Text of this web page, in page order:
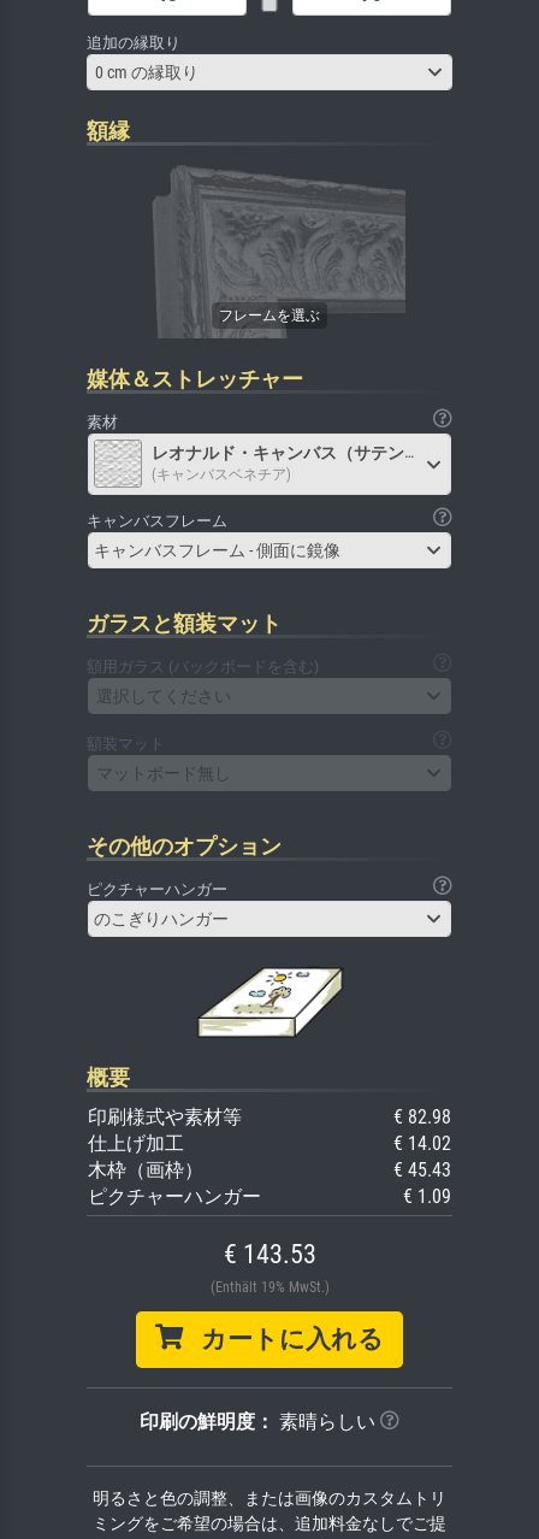
追加の縁取り
0 cm の縁取り
額縁
媒体＆ストレッチャー
素材
レオナルド・キャンバス（サテン）
(キャンバスベネチア)
キャンバスフレーム
キャンバスフレーム - 側面に鏡像
ガラスと額装マット
額用ガラス (バックボードを含む)
選択してください
額装マット
マットボード無し
その他のオプション
ピクチャーハンガー
のこぎりハンガー
概要
印刷様式や素材等
€ 82.98
仕上げ加工
€ 14.02
木枠（画枠）
€ 45.43
ピクチャーハンガー
€ 1.09
€ 143.53
(Enthält 19% MwSt.)
カートに入れる
印刷の鮮明度： 素晴らしい
明るさと色の調整、または画像のカスタムトリ
ミングをご希望の場合は、追加料金なしでご提